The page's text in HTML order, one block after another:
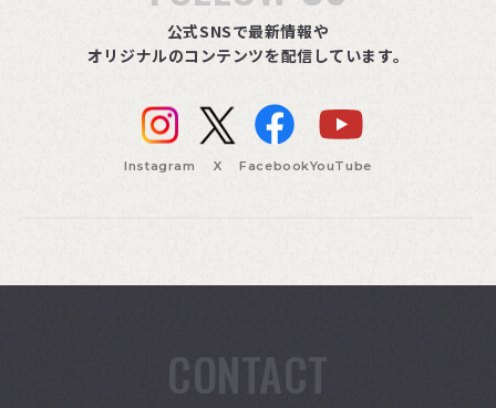
公式SNSで最新情報や
オリジナルのコンテンツを配信しています。
Instagram X FacebookYouTube
CONTACT